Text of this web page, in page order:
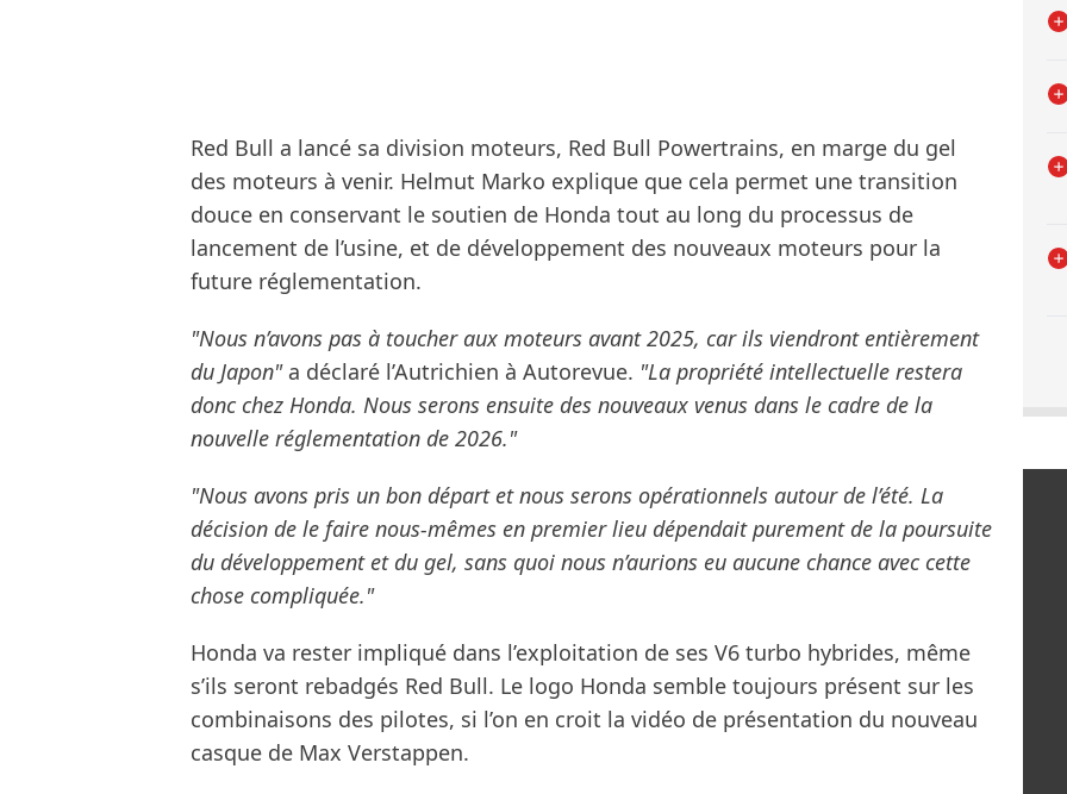
Red Bull a lancé sa division moteurs, Red Bull Powertrains, en marge du gel
des moteurs à venir. Helmut Marko explique que cela permet une transition
douce en conservant le soutien de Honda tout au long du processus de
lancement de l’usine, et de développement des nouveaux moteurs pour la
future réglementation.
"Nous n’avons pas à toucher aux moteurs avant 2025, car ils viendront entièrement
du Japon"a déclaré l’Autrichien à Autorevue. "La propriété intellectuelle restera
donc chez Honda. Nous serons ensuite des nouveaux venus dans le cadre de la
nouvelle réglementation de 2026."
"Nous avons pris un bon départ et nous serons opérationnels autour de l’été. La
décision de le faire nous-mêmes en premier lieu dépendait purement de la poursuite
du développement et du gel, sans quoi nous n’aurions eu aucune chance avec cette
chose compliquée."
Honda va rester impliqué dans l’exploitation de ses V6 turbo hybrides, même
s’ils seront rebadgés Red Bull. Le logo Honda semble toujours présent sur les
combinaisons des pilotes, si l’on en croit la vidéo de présentation du nouveau
casque de Max Verstappen.